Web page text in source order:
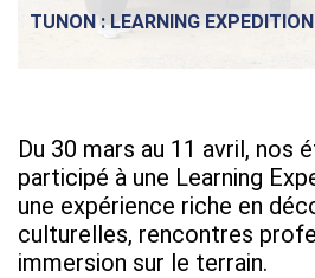
TUNON : LEARNING
Du 30 mars au 11 avril, nos
participé à une Learning
une expérience riche en
culturelles, rencontres
immersion sur le terrain.